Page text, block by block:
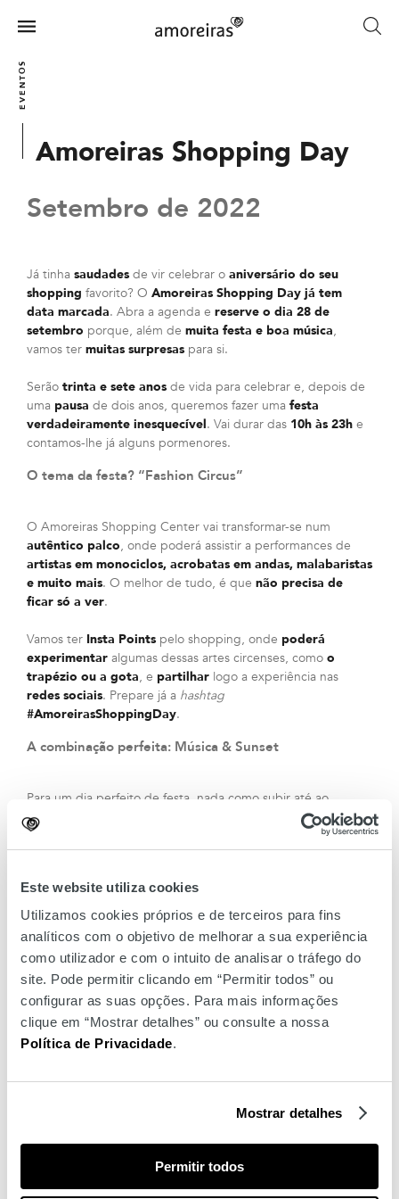
Este website utiliza cookies
Utilizamos cookies próprios e de terceiros para fins
analíticos com o objetivo de melhorar a sua experiência
como utilizador e com o intuito de analisar o tráfego do
site. Pode permitir clicando em “Permitir todos” ou
configurar as suas opções. Para mais informações
clique em “Mostrar detalhes” ou consulte a nossa
Política de Privacidade.
Mostrar detalhes
Permitir todos
mainMenu
EVENTOS
Amoreiras Shopping Day
Setembro de 2022
Já tinha saudades de vir celebrar o aniversário do seu
shopping favorito? O Amoreiras Shopping Day já tem
data marcada. Abra a agenda e reserve o dia 28 de
setembro porque, além de muita festa e boa música,
vamos ter muitas surpresas para si.
Serão trinta e sete anos de vida para celebrar e, depois de
uma pausa de dois anos, queremos fazer uma festa
verdadeiramente inesquecível. Vai durar das 10h às 23h e
contamos-lhe já alguns pormenores.
O tema da festa? “Fashion Circus”
O Amoreiras Shopping Center vai transformar-se num
autêntico palco, onde poderá assistir a performances de
artistas em monociclos, acrobatas em andas, malabaristas
e muito mais. O melhor de tudo, é que não precisa de
ficar só a ver.
Vamos ter Insta Points pelo shopping, onde poderá
experimentar algumas dessas artes circenses, como o
trapézio ou a gota, e partilhar logo a experiência nas
redes sociais. Prepare já a hashtag
#AmoreirasShoppingDay.
A combinação perfeita: Música & Sunset
Para um dia perfeito de festa, nada como subir até ao
miradouro
que estará
aberto ao público de forma
e as20h,
festeje connosco naSunset Party by Heineken, ao som do
Quando terminar a sunset party pode dirigir-se àescadaria
central do shopping onde, às 20h , poderá assistir a um
concerto da fadista Cuca Roseta
, que tem como último
single a música “O Teu Fado É Ser Feliz”. Terá muitos
motivos para ser feliz entre nós, no dia 28 de setembro, no
nosso Amoreiras Shopping Day!
Mais música para os seus ouvidos
e já sabe que, neste dia, os
das lojas. Pode conhecertodos os descontos das lojas